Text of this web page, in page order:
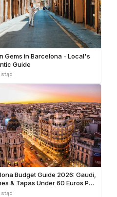
Gems in Barcelona - Local's
Guide
stąd
Budget Guide 2026: Gaudi,
& Tapas Under 60 Euros Per
stąd